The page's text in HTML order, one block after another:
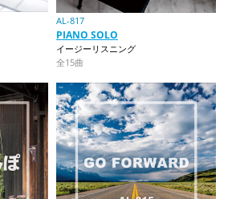
AL-817
PIANO SOLO
イージーリスニング
全15曲